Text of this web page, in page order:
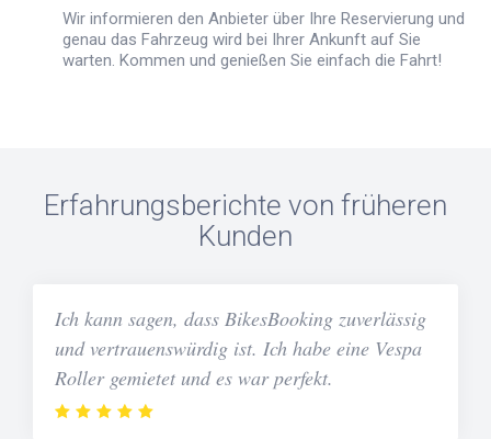
Wir informieren den Anbieter über Ihre Reservierung und
genau das Fahrzeug wird bei Ihrer Ankunft auf Sie
warten. Kommen und genießen Sie einfach die Fahrt!
Erfahrungsberichte von früheren
Kunden
Ich kann sagen, dass BikesBooking zuverlässig
und vertrauenswürdig ist. Ich habe eine Vespa
Roller gemietet und es war perfekt.